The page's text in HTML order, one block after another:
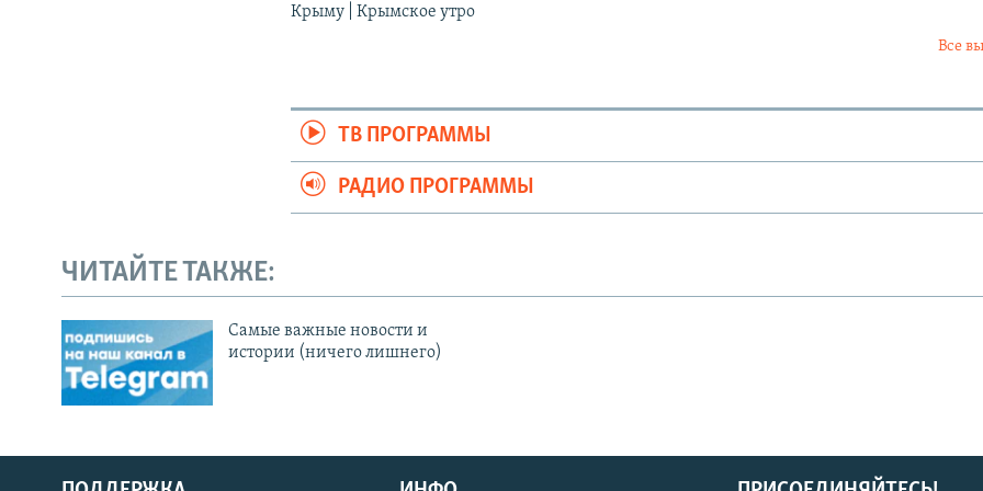
Крыму | Крымское утро
Все
ТВ ПРОГРАММЫ
РАДИО ПРОГРАММЫ
ЧИТАЙТЕ ТАКЖЕ:
Cамые важные новости и
истории (ничего лишнего)